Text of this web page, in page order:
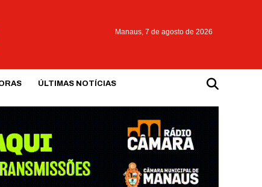
Manaus, 7 de agosto de 2026
ÚLTIMAS NOTÍCIAS